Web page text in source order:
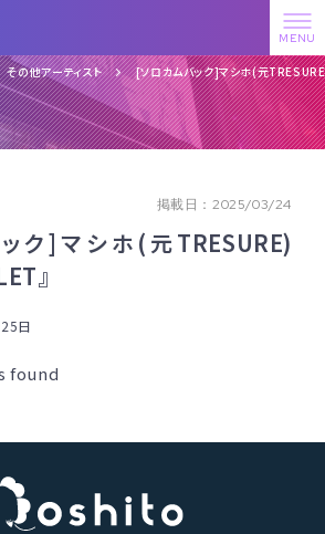
その他アーティスト [ソロカムバック]マシホ(元
掲載日：2025/03/24
ク]マシホ(元TRESURE)
』
日
found